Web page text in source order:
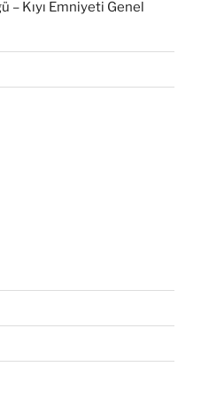
– Kıyı Emniyeti Genel